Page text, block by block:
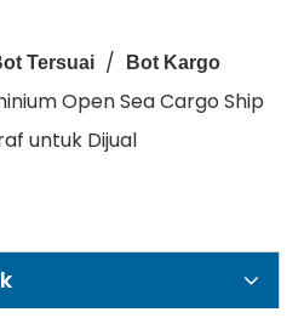
Tersuai /
Bot Kargo
Open Sea Cargo Ship
untuk Dijual